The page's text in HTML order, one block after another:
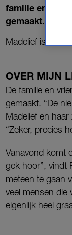
familie en
gemaakt.
Madelief is
OVER MIJN
De familie en
gemaakt. “De
Madelief en
“Zeker, precies
Vanavond komt
gek hoor”, vindt
meteen te gaan
veel mensen die
eigenlijk heel